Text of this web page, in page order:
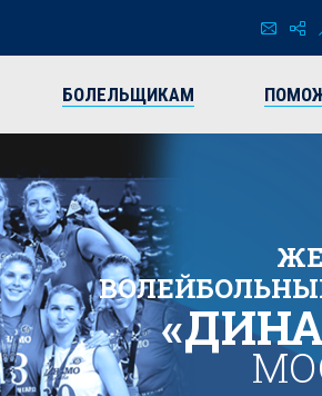
БОЛЕЛЬЩИКАМ